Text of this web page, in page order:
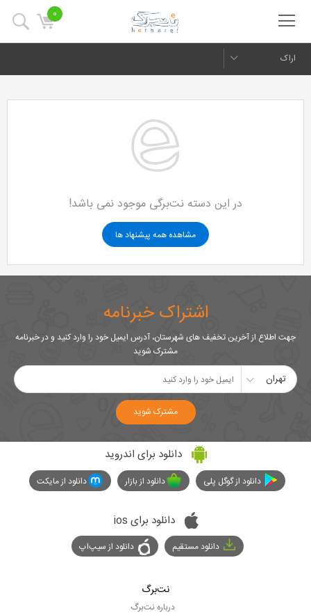
0
اراک
در این دسته نت‌برگی موجود نمی باشد!
مشاهده همه پیشنهاد ها
اشتراک خبرنامه
جهت اطلاع از آخرین تخفیف های شهرستان، آدرس ایمیل خود را وارد کنید و در خبرنامه
مشترک شوید
تهران
مشترک شوید
دانلود برای اندروید
دانلود از گوگل پلی دانلود از بازار دانلود از مایکت
دانلود برای ios
دانلود مستقیم دانلود از سیپ‌اپ
نت‌برگ
درباره نت‌برگ